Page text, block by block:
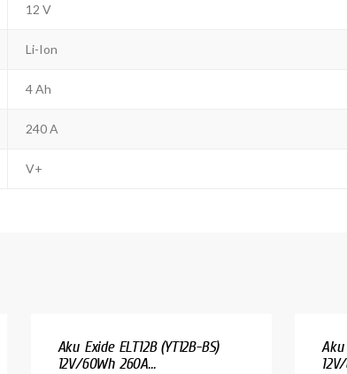
12 V
Li-Ion
4 Ah
240 A
V+
Aku Exide ELT12B (YT12B-BS)
12V/60Wh 260A...
Aku